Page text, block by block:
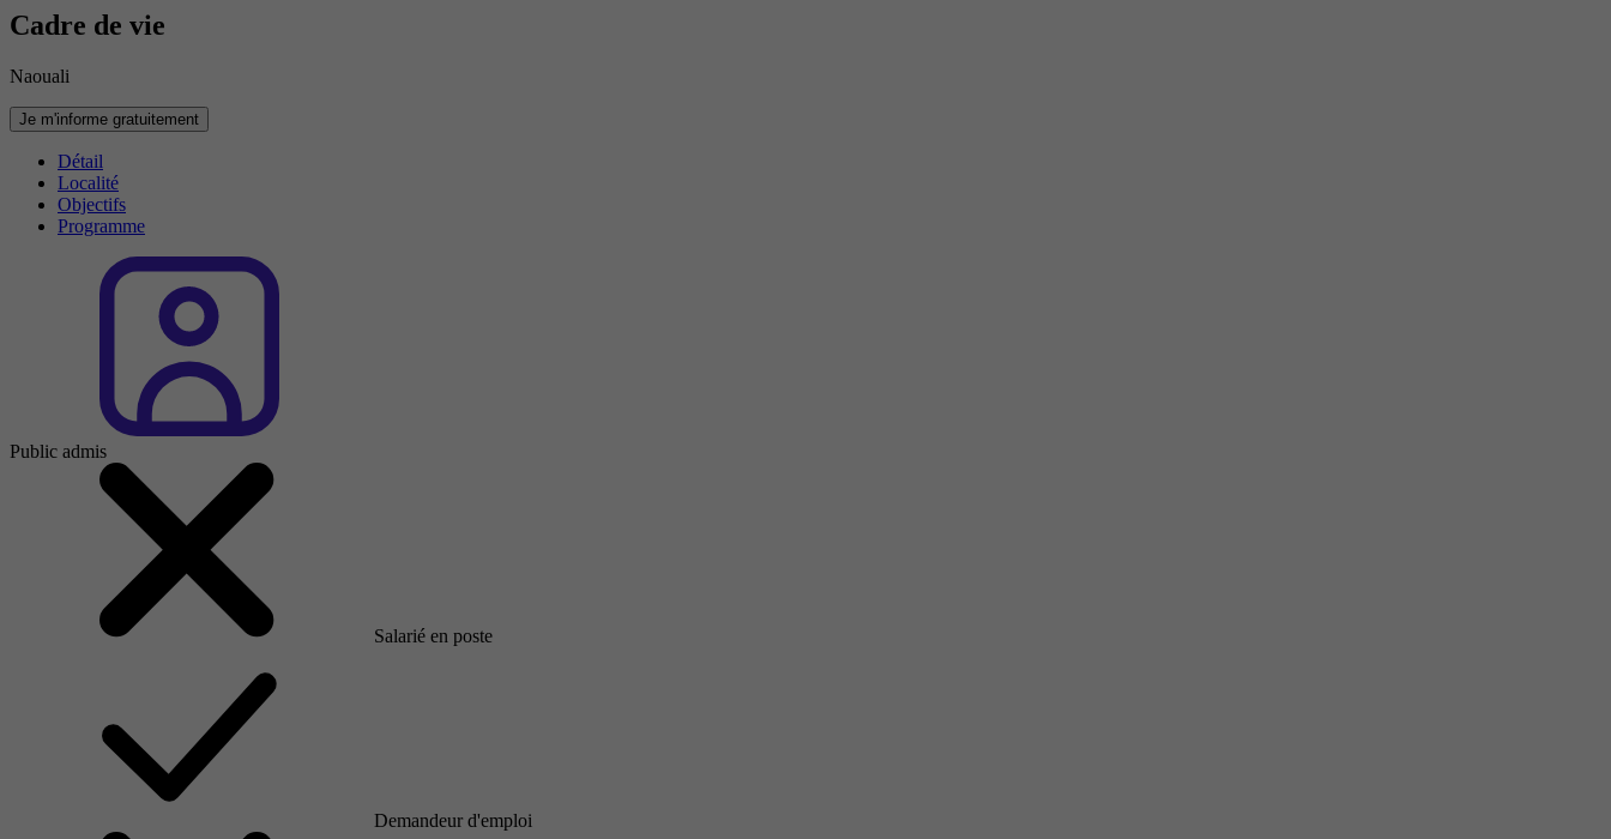
Cadre de vie
Naouali
Je m'informe gratuitement
Détail
Localité
Objectifs
Programme
Public admis
Salarié en poste
Demandeur d'emploi